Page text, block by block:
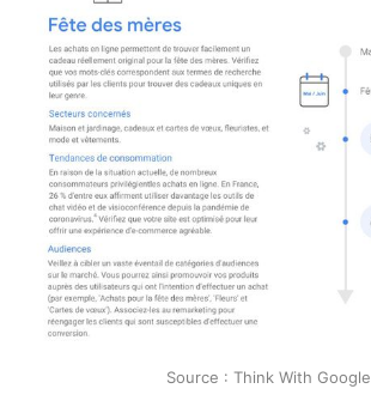
Source : Think With Google